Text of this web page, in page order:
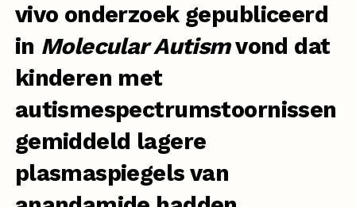
vivo onderzoekgepubliceerd
in Molecular Autismvond dat
kinderen met
autismespectrumstoornissen
gemiddeld lagere
plasmaspiegels van